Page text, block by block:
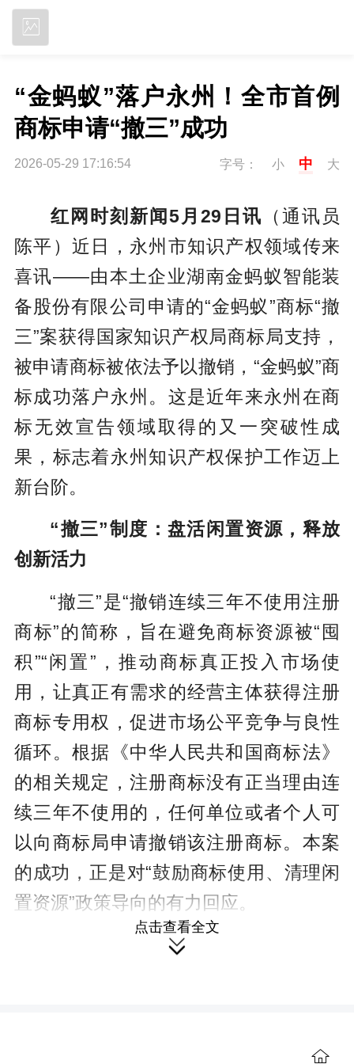
“金蚂蚁”落户永州！全市首例
商标申请“撤三”成功
2026-05-29 17:16:54 字号： 小 中 大
红网时刻新闻5月29日讯 （通讯员
陈平）近日，永州市知识产权领域传来
喜讯——由本土企业湖南金蚂蚁智能装
备股份有限公司申请的“金蚂蚁”商标“撤
三”案获得国家知识产权局商标局支持，
被申请商标被依法予以撤销，“金蚂蚁”商
标成功落户永州。这是近年来永州在商
标无效宣告领域取得的又一突破性成
果，标志着永州知识产权保护工作迈上
新台阶。
“撤三”制度：盘活闲置资源，释放
创新活力
“撤三”是“撤销连续三年不使用注册
商标”的简称，旨在避免商标资源被“囤
积”“闲置”，推动商标真正投入市场使
用，让真正有需求的经营主体获得注册
商标专用权，促进市场公平竞争与良性
循环。根据《中华人民共和国商标法》
的相关规定，注册商标没有正当理由连
续三年不使用的，任何单位或者个人可
以向商标局申请撤销该注册商标。本案
的成功，正是对“鼓励商标使用、清理闲
置资源”政策导向的有力回应。
值得关注的是，本案申请之时正逢
点击查看全文
